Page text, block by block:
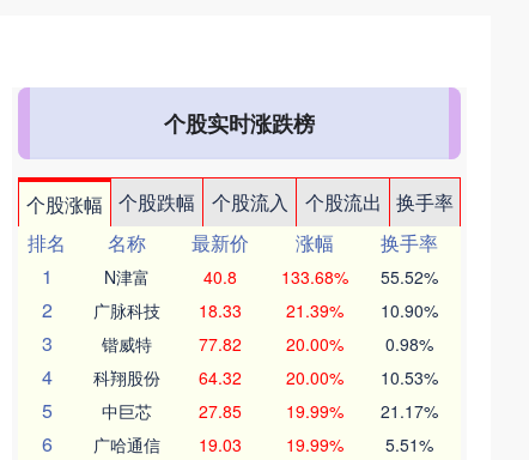
个股实时涨跌榜
个股涨幅 个股跌幅 个股流入 个股流出
换手率
排名
名称 最新价 涨幅
换手率
1
N津富 40.8 133.68% 55.52%
2 广脉科技 18.33 21.39% 10.90%
3 锴威特 77.82 20.00% 0.98%
4 科翔股份 64.32 20.00% 10.53%
5 中巨芯 27.85 19.99% 21.17%
6 广哈通信 19.03 19.99% 5.51%